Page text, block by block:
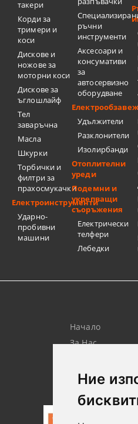
Ние
такери
Корди за
тримери и
коси
Дискове и
ножове за
моторни коси
Дискове за
ъглошлайф
Тел
заваръчна
Масла
Шкурки
Торбички и
филтри за
прахосмукачки
Електроинструменти
Ударно-
пробивни
машини
ръчни
инструменти
Аксесоари и
консумативи
за
автосервизно
оборудване
Удължители
Разклонители
Изолирбанди
Отоплителни
уреди
Подемни и
укрепващи
съоръжения
Електрически
телфери
Лебедки
Начало
За Нас
Лични
Данни